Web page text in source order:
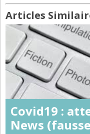
Articles
Covid19 :
News